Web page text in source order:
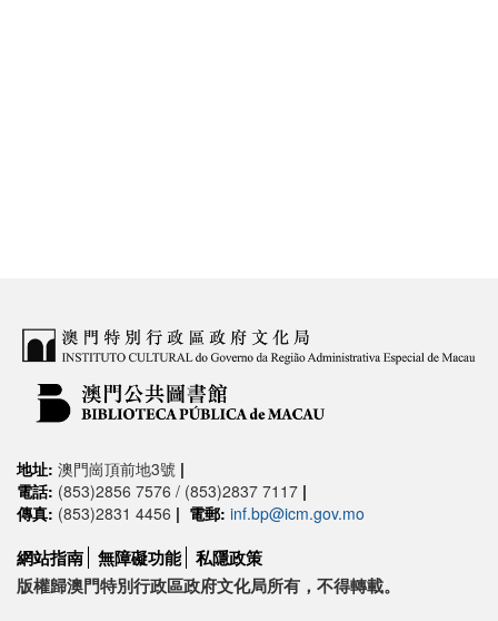
地址: 澳門崗頂前地3號 |
電話: (853)2856 7576 / (853)2837 7117 |
傳真: (853)2831 4456 | 電郵: inf.bp@icm.gov.mo
網站指南 無障礙功能 私隱政策
版權歸澳門特別行政區政府文化局所有，不得轉載。